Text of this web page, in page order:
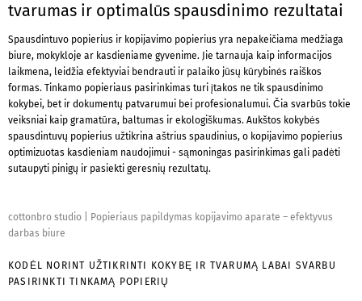
tvarumas ir optimalūs spausdinimo rezultatai
Spausdintuvo popierius ir kopijavimo popierius yra nepakeičiama medžiaga
biure, mokykloje ar kasdieniame gyvenime. Jie tarnauja kaip informacijos
laikmena, leidžia efektyviai bendrauti ir palaiko jūsų kūrybinės raiškos
formas. Tinkamo popieriaus pasirinkimas turi įtakos ne tik spausdinimo
kokybei, bet ir dokumentų patvarumui bei profesionalumui. Čia svarbūs tokie
veiksniai kaip gramatūra, baltumas ir ekologiškumas. Aukštos kokybės
spausdintuvų popierius užtikrina aštrius spaudinius, o kopijavimo popierius
optimizuotas kasdieniam naudojimui - sąmoningas pasirinkimas gali padėti
sutaupyti pinigų ir pasiekti geresnių rezultatų.
cottonbro studio
Popieriaus papildymas kopijavimo aparate – efektyvus
darbas biure
KODĖL NORINT UŽTIKRINTI KOKYBĘ IR TVARUMĄ LABAI SVARBU
PASIRINKTI TINKAMĄ POPIERIŲ